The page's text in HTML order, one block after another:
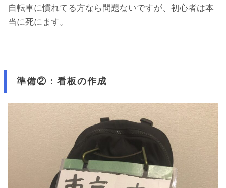
自転車に慣れてる方なら問題ないですが、初心者は本
当に死にます。
準備②：看板の作成